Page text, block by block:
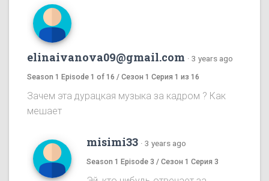
elinaivanova09@gmail.com · 3 years ago
Season 1 Episode 1 of 16 / Сезон 1 Серия 1 из 16
Зачем эта дурацкая музыка за кадром ? Как
мешает
misimi33 · 3 years ago
Season 1 Episode 3 / Сезон 1 Серия 3